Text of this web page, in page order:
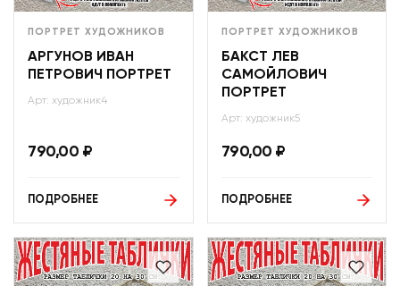
ПОРТРЕТ ХУДОЖНИКОВ
АРГУНОВ ИВАН
ПЕТРОВИЧ ПОРТРЕТ
Арт: художник4
790,00 ₽
ПОДРОБНЕЕ
ПОРТРЕТ ХУДОЖНИКОВ
БАКСТ ЛЕВ
САМОЙЛОВИЧ
ПОРТРЕТ
Арт: художник5
790,00 ₽
ПОДРОБНЕЕ